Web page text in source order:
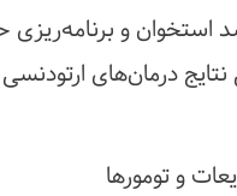
استخوان و برنامه‌ریزی
درمان‌های